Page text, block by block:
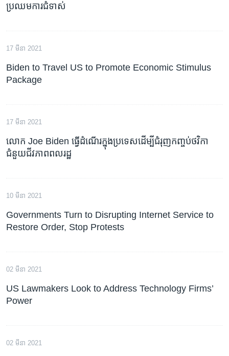
ប្រឈមការជំទាស់
17 មីនា 2021
Biden to Travel US to Promote Economic Stimulus
Package
17 មីនា 2021
លោក​ Joe Biden​ ធ្វើ​ដំណើរ​ក្នុង​ប្រទេសដើម្បី​ជំរុញ​កញ្ចប់​ថវិកា​
ជំនួយ​ជីវភាព​ពលរដ្ឋ​
10 មីនា 2021
Governments Turn to Disrupting Internet Service to
Restore Order, Stop Protests
02 មីនា 2021
US Lawmakers Look to Address Technology Firms’
Power
02 មីនា 2021